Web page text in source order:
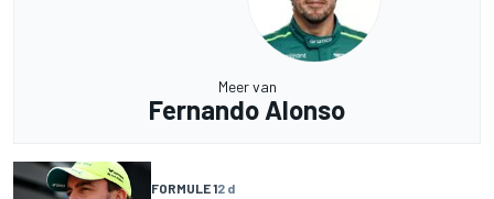
Meer van
Fernando Alonso
FORMULE 12 d